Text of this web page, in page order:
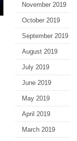
November 2019
October 2019
September 2019
August 2019
July 2019
June 2019
May 2019
April 2019
March 2019